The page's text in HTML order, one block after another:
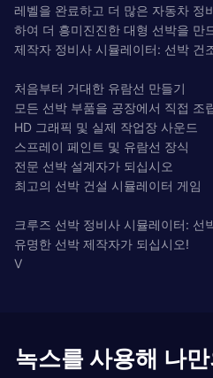
레벨을 완료하고 더 많은 자동차 정
하여 더 흥미진진한 대형 선박을 만
제작자 정비사 시뮬레이터: 선박 건
처음부터 거대한 유람선 만들기
모든 선박 부품을 공장에서 직접 조
HD 그래픽 및 실제 작업장 사운드
스프레이 페인트 및 유람선 장식
전문 선박 설계자가 되십시오
최고의 선박 건설 시뮬레이터 게임
크루즈 선박 정비사 시뮬레이터: 선
유명한 선박 제작자가 되십시오!
V
녹스를 사용해 나